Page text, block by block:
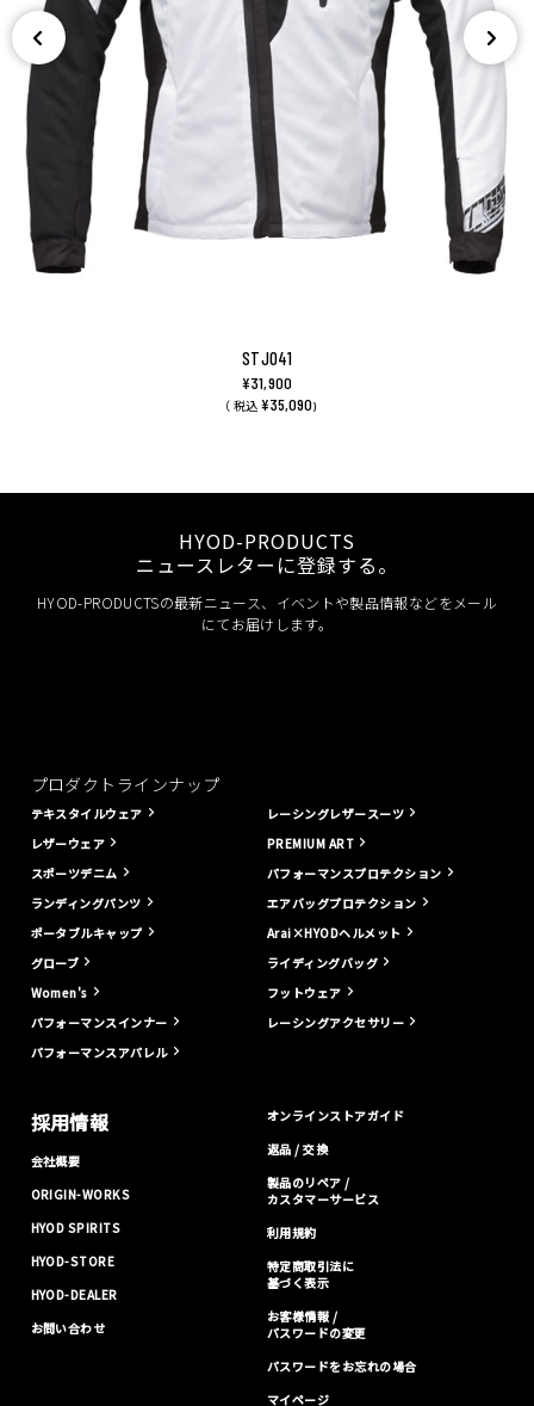
STJ041
¥31,900
（ 税込 ¥35,090)
HYOD-PRODUCTS
ニュースレターに登録する。
HYOD-PRODUCTSの最新ニュース、イベントや製品情報などをメール
にてお届けします。
プロダクトラインナップ
テキスタイルウェア
レザーウェア
スポーツデニム
ランディングパンツ
ポータブルキャップ
グローブ
Women's
パフォーマンスインナー
パフォーマンスアパレル
レーシングレザースーツ
PREMIUM ART
パフォーマンスプロテクション
エアバッグプロテクション
Arai×HYODヘルメット
ライディングバッグ
フットウェア
レーシングアクセサリー
採用情報
会社概要
ORIGIN-WORKS
HYOD SPIRITS
HYOD-STORE
HYOD-DEALER
お問い合わせ
オンラインストアガイド
返品 / 交換
製品のリペア /
カスタマーサービス
利用規約
特定商取引法に
基づく表示
お客様情報 /
パスワードの変更
パスワードをお忘れの場合
マイページ